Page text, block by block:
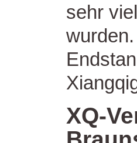
sehr
XQ-